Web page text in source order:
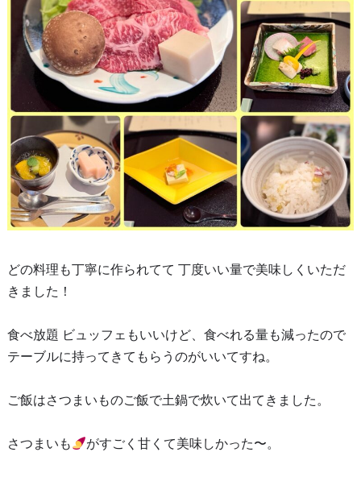
どの料理も丁寧に作られてて 丁度いい量で美味しくいただ
きました！
食べ放題 ビュッフェもいいけど、食べれる量も減ったので
テーブルに持ってきてもらうのがいいてすね。
ご飯はさつまいものご飯で土鍋で炊いて出てきました。
さつまいも がすごく甘くて美味しかった〜。